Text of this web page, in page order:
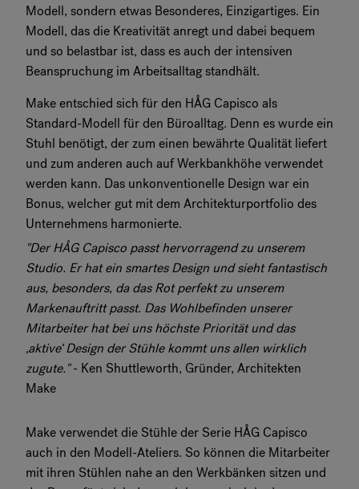
Modell, sondern etwas Besonderes, Einzigartiges. Ein
Modell, das die Kreativität anregt und dabei bequem
und so belastbar ist, dass es auch der intensiven
Beanspruchung im Arbeitsalltag standhält.
Make entschied sich für den HÅG Capisco als
Standard-Modell für den Büroalltag. Denn es wurde ein
Stuhl benötigt, der zum einen bewährte Qualität liefert
und zum anderen auch auf Werkbankhöhe verwendet
werden kann. Das unkonventionelle Design war ein
Bonus, welcher gut mit dem Architekturportfolio des
Unternehmens harmonierte.
"Der HÅG Capisco passt hervorragend zu unserem
Studio. Er hat ein smartes Design und sieht fantastisch
aus, besonders, da das Rot perfekt zu unserem
Markenauftritt passt. Das Wohlbefinden unserer
Mitarbeiter hat bei uns höchste Priorität und das
‚aktive‘ Design der Stühle kommt uns allen wirklich
zugute."- Ken Shuttleworth, Gründer, Architekten
Make
Make verwendet die Stühle der Serie HÅG Capisco
auch in den Modell-Ateliers. So können die Mitarbeiter
mit ihren Stühlen nahe an den Werkbänken sitzen und